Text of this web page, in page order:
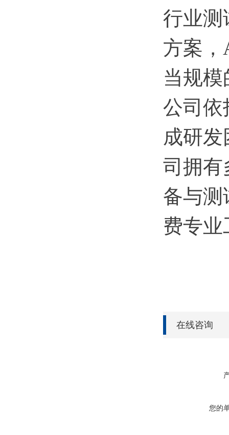
行业测
方案，
当规
公司依
成研
司拥有
备与测
费专
在线咨询
您的